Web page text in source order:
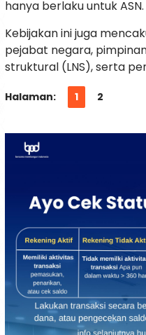
hanya berlaku untuk ASN.
Kebijakan ini juga
pejabat negara,
struktural (LNS), serta
Halaman: 1 2